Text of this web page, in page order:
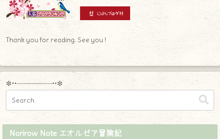
Thank you for reading. See you !
✼••┈┈┈┈┈┈┈┈┈••✼
Norirow Note エオルゼア冒険記